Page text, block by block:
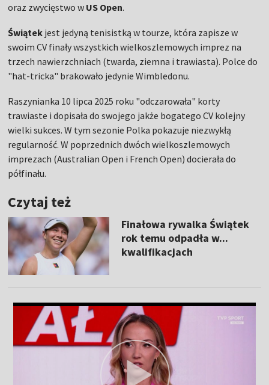
oraz zwycięstwo w US Open.
Świątek jest jedyną tenisistką w tourze, która zapisze w
swoim CV finały wszystkich wielkoszlemowych imprez na
trzech nawierzchniach (twarda, ziemna i trawiasta). Polce do
"hat-tricka" brakowało jedynie Wimbledonu.
Raszynianka 10 lipca 2025 roku "odczarowała" korty
trawiaste i dopisała do swojego jakże bogatego CV kolejny
wielki sukces. W tym sezonie Polka pokazuje niezwykłą
regularność. W poprzednich dwóch wielkoszlemowych
imprezach (Australian Open i French Open) docierała do
półfinału.
Czytaj też
Finałowa rywalka Świątek
rok temu odpadła w...
kwalifikacjach